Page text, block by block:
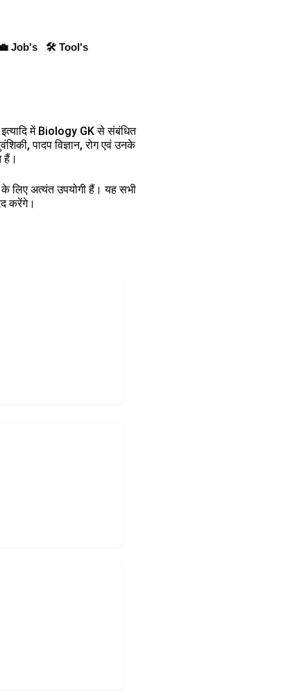
Job's 🛠 Tool's
में Biology GK से संबंधित
पादप विज्ञान, रोग एवं उनके
हैं।
के लिए अत्यंत उपयोगी हैं। यह सभी
करेंगे।